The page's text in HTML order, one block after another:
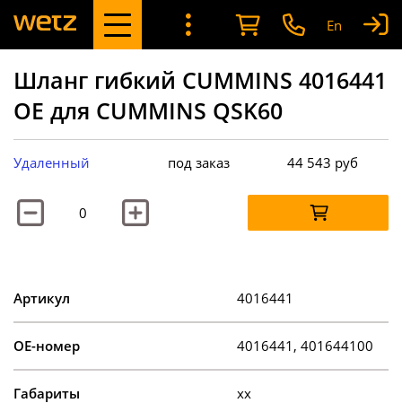
En
Шланг гибкий CUMMINS 4016441
OE для CUMMINS QSK60
Удаленный под заказ 44 543 руб
Артикул 4016441
OE-номер 4016441, 401644100
Габариты xx